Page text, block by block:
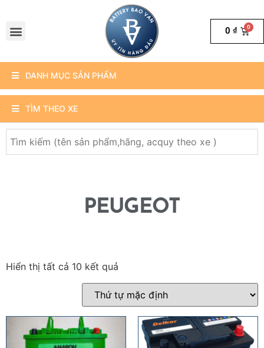
0 ₫
DANH MỤC SẢN PHẨM
TÌM THEO XE
PEUGEOT
Hiển thị tất cả 10 kết quả